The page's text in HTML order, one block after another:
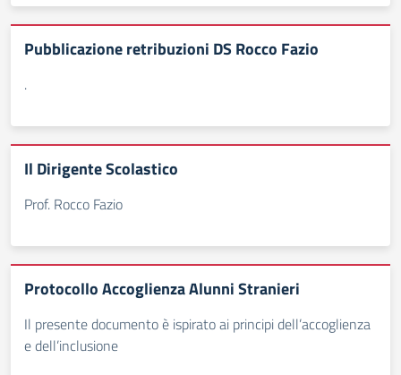
Pubblicazione retribuzioni DS Rocco Fazio
.
Il Dirigente Scolastico
Prof. Rocco Fazio
Protocollo Accoglienza Alunni Stranieri
Il presente documento è ispirato ai principi dell’accoglienza
e dell’inclusione